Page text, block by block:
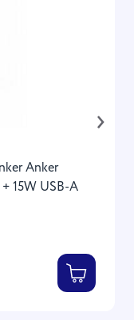
Anker
15W USB-A
›